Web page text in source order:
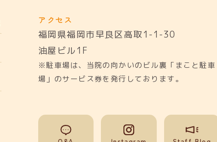
アクセス
福岡県福岡市早良区高取1-1-30
油屋ビル1F
※駐車場は、当院の向かいのビル裏「まこと駐車
場」のサービス券を発行しております。